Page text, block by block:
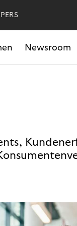
Newsroom